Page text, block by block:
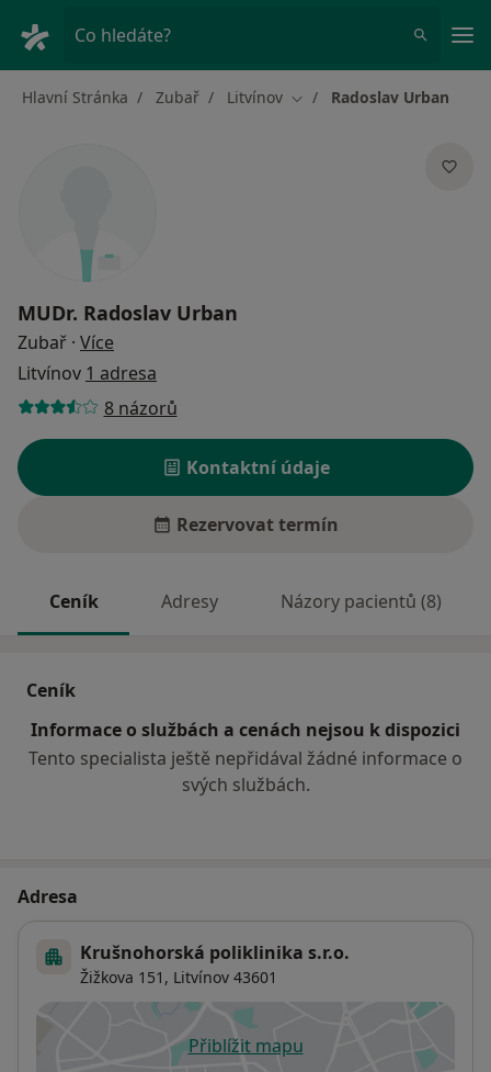
Co hledáte?
Hlavní Stránka Zubař Litvínov Změna města
Radoslav Urban
MUDr. Radoslav Urban
Zubař · Více
Litvínov 1 adresa
8 názorů
Kontaktní údaje
Rezervovat termín
Ceník Adresy Názory pacientů (8)
Ceník
Informace o službách a cenách nejsou k dispozici
Tento specialista ještě nepřidával žádné informace o
svých službách.
Adresa
Krušnohorská poliklinika s.r.o.
Žižkova 151, Litvínov 43601
Přiblížit mapuse otevře v nové záložce